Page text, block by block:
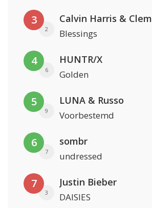
3
2 Blessings
4
6
HUNTR/X
Golden
5
9
LUNA & Russo
Voorbestemd
6
7
sombr
undressed
7
3
Justin Bieber
DAISIES